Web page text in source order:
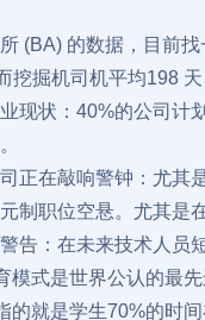
(BA) 的数据，目前找
挖掘机司机平均198
现状：40%的公司计
正在敲响警钟：尤其
制职位空悬。尤其是
告：在未来技术人员
模式是世界公认的最
的就是学生70%的时